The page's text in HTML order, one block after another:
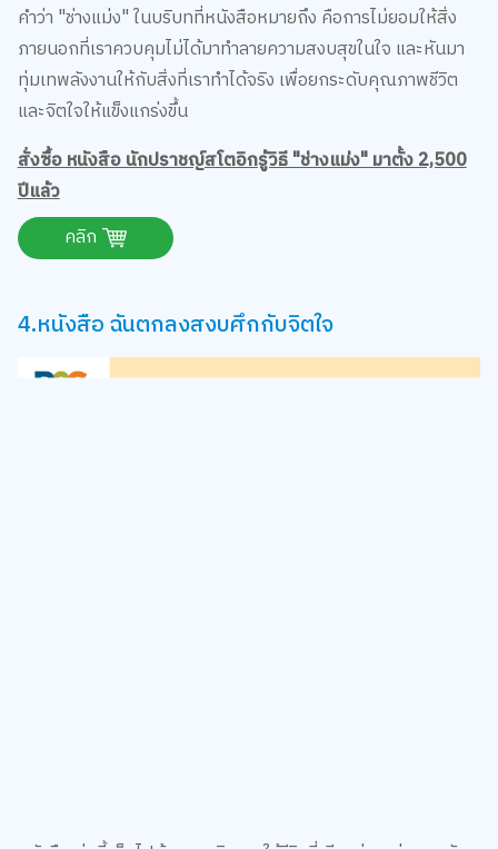
คำว่า "ช่างแม่ง" ในบริบทที่หนังสือหมายถึง คือการไม่ยอมให้สิ่ง
ภายนอกที่เราควบคุมไม่ได้มาทำลายความสงบสุขในใจ และหันมา
ทุ่มเทพลังงานให้กับสิ่งที่เราทำได้จริง เพื่อยกระดับคุณภาพชีวิต
และจิตใจให้แข็งแกร่งขึ้น
สั่งซื้อ หนังสือ นักปราชญ์สโตอิกรู้วิธี "ช่างแม่ง" มาตั้ง 2,500
ปีแล้ว
คลิก
4.หนังสือ ฉันตกลงสงบศึกกับจิตใจ